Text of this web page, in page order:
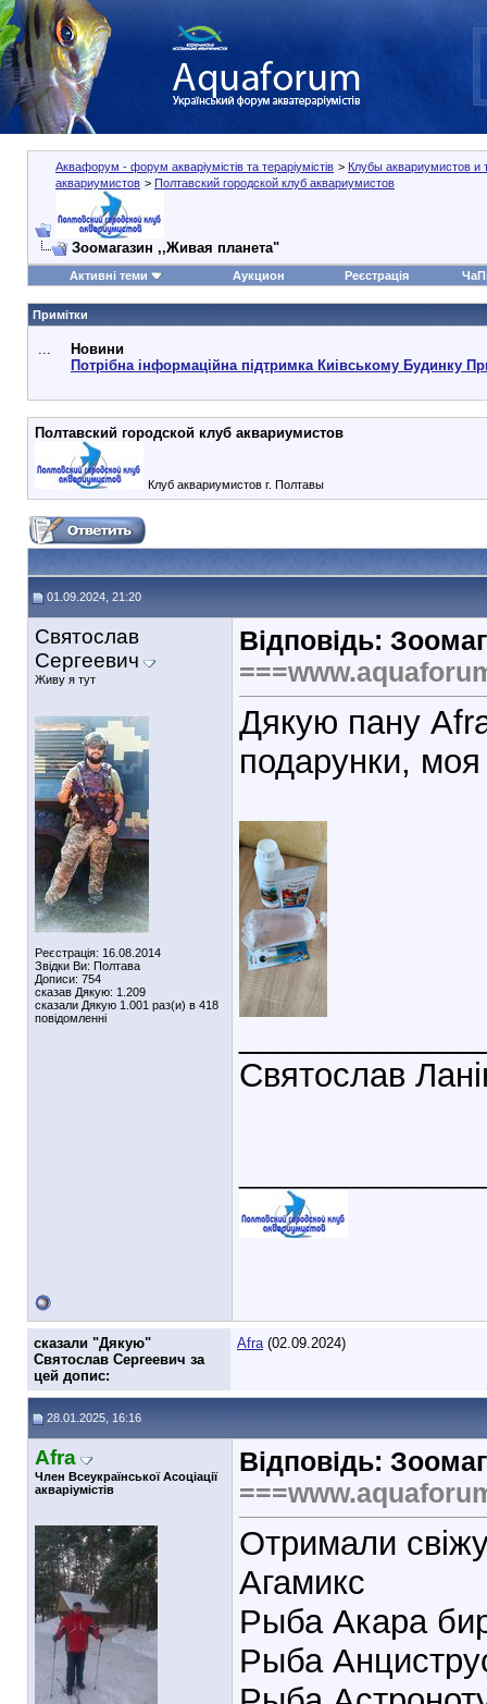
Аквафорум - форум акваріумістів та тераріумістів > Клубы аквариумистов и
аквариумистов > Полтавский городской клуб аквариумистов
Зоомагазин ,,Живая планета"
Активні теми Аукцион Реєстрація
Примітки
...
Новини
Потрібна інформаційна підтримка Киівському Будинку
Полтавский городской клуб аквариумистов
Клуб аквариумистов г. Полтавы
01.09.2024, 21:20
Святослав
Сергеевич
Живу я тут
Реєстрація: 16.08.2014
Звідки Ви: Полтава
Дописи: 754
сказав Дякую: 1.209
сказали Дякую 1.001 раз(и) в 418
повідомленні
Відповідь:
Дякую пану
подарунки,
Святослав
cказали "Дякую"
Святослав Сергеевич за
цей допис:
Afra(02.09.2024)
28.01.2025, 16:16
Afra
Член Всеукраїнської Асоціації
акваріумістів
Відповідь:
Отримали
Агамикс
Рыба Акара
Рыба